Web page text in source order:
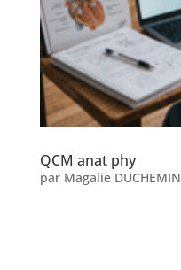
QCM anat phy
par Magalie DUCHEMIN